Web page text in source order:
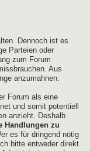
Dennoch ist es
Parteien oder
zum Forum
Aus
anzumahnen:
Forum als eine
und somit potentiell
anzieht. Deshalb
Handlungen zu
es für dringend nötig
bitte entweder direkt